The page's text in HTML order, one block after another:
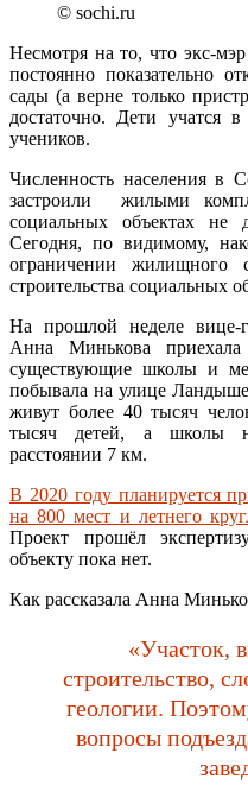
© sochi.ru
Несмотря на то, что экс-
постоянно показательно
сады (а верне только
достаточно. Дети
учеников.
Численность населения в
застроили жилыми
социальных объектах не
Сегодня, по видимому,
ограничении жилищного
строительства социальных
На прошлой неделе вице-
Анна Минькова
существующие школы и
побывала на улице
живут более 40 тысяч
тысяч детей, а школы
расстоянии 7 км.
В 2020 году планируется
на 800 мест и летнего
Проект прошёл
объекту пока нет.
Как рассказала Анна
«Участок,
строительство,
геологии.
вопросы